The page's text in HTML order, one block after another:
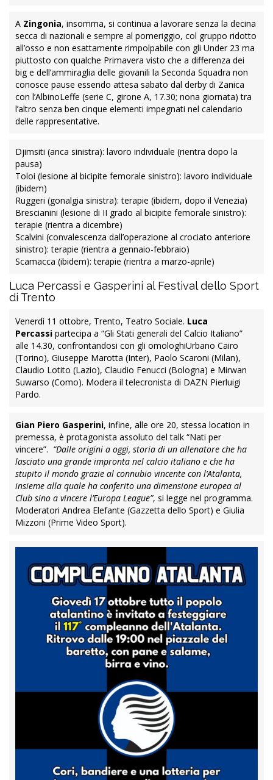
A Zingonia, insomma, si continua a lavorare senza la decina
secca di nazionali e sempre al pomeriggio, col gruppo ridotto
all’osso e non esattamente rimpolpabile con gli Under 23 ma
piuttosto con qualche Primavera visto che a differenza dei
big e dell’ammiraglia delle giovanili la Seconda Squadra non
conosce pause essendo attesa sabato dal derby di Zanica
con l’AlbinoLeffe (serie C, girone A, 17.30; nona giornata) tra
l’altro senza ben cinque elementi impegnati nel calendario
delle rappresentative.
Djimsiti (anca sinistra): lavoro individuale (rientra dopo la
pausa)
Toloi (lesione al bicipite femorale sinistro): lavoro individuale
(ibidem)
Ruggeri (gonalgia sinistra): terapie (ibidem, dopo il Venezia)
Brescianini (lesione di II grado al bicipite femorale sinistro):
terapie (rientra a dicembre)
Scalvini (convalescenza dall’operazione al crociato anteriore
sinistro): terapie (rientra a gennaio-febbraio)
Scamacca (ibidem): terapie (rientra a marzo-aprile)
Luca Percassi e Gasperini al Festival dello Sport
di Trento
Venerdì 11 ottobre, Trento, Teatro Sociale. Luca
Percassi partecipa a “Gli Stati generali del Calcio Italiano”
alle 14.30, confrontandosi con gli omologhiUrbano Cairo
(Torino), Giuseppe Marotta (Inter), Paolo Scaroni (Milan),
Claudio Lotito (Lazio), Claudio Fenucci (Bologna) e Mirwan
Suwarso (Como). Modera il telecronista di DAZN Pierluigi
Pardo.
Gian Piero Gasperini, infine, alle ore 20, stessa location in
premessa, è protagonista assoluto del talk “Nati per
vincere”. “Dalle origini a oggi, storia di un allenatore che ha
lasciato una grande impronta nel calcio italiano e che ha
stupito il mondo grazie al connubio vincente con l’Atalanta,
insieme alla quale ha conferito una dimensione europea al
Club sino a vincere l’Europa League”, si legge nel programma.
Moderatori Andrea Elefante (Gazzetta dello Sport) e Giulia
Mizzoni (Prime Video Sport).